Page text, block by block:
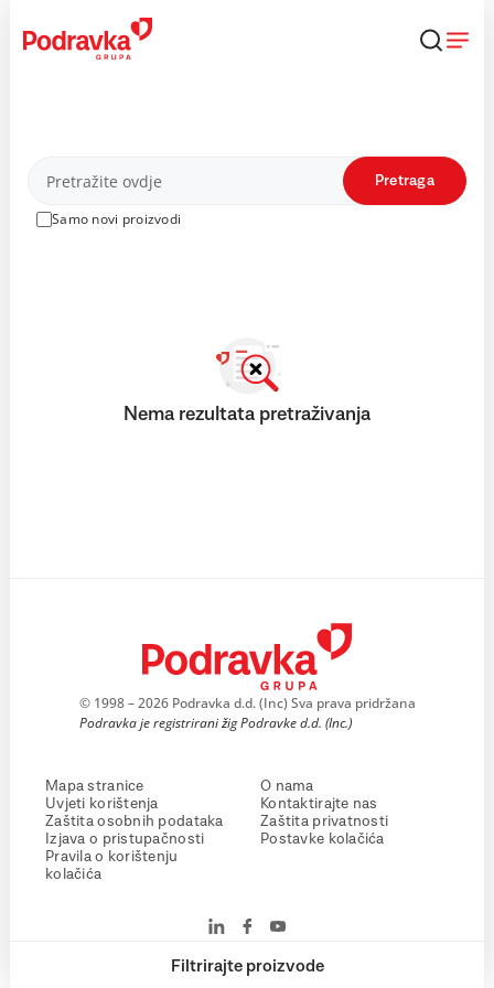
content
Proizvodi
Samo novi proizvodi
Pretraga
Filtrirajte proizvode
Nema rezultata pretraživanja
© 1998 – 2026 Podravka d.d. (Inc) Sva prava pridržana
Podravka je registrirani žig Podravke d.d. (Inc.)
Mapa stranice
Uvjeti korištenja
Zaštita osobnih podataka
Izjava o pristupačnosti
Pravila o korištenju
kolačića
O nama
Kontaktirajte nas
Zaštita privatnosti
Postavke kolačića